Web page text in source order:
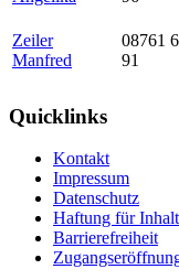
Zeiler
Manfred
08761
91
Quicklinks
Kontakt
Impressum
Datenschutz
Haftung für
Barrierefreiheit